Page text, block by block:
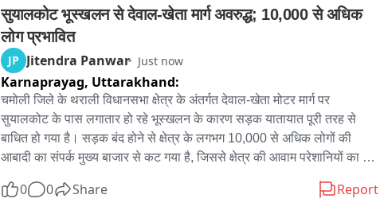
सुयालकोट भूस्खलन से देवाल-खेता मार्ग अवरुद्ध; 10,000 से अधिक
लोग प्रभावित
JP Jitendra Panwar Just now
Karnaprayag, Uttarakhand:
चमोली जिले के थराली विधानसभा क्षेत्र के अंतर्गत देवाल-खेता मोटर मार्ग पर
सुयालकोट के पास लगातार हो रहे भूस्खलन के कारण सड़क यातायात पूरी तरह से
बाधित हो गया है। सड़क बंद होने से क्षेत्र के लगभग 10,000 से अधिक लोगों की
आबादी का संपर्क मुख्य बाजार से कट गया है, जिससे क्षेत्र की आवाम परेशानियों का
स्थान पर भूस्खलन की समस्या बनी हुई थी, लेकिन शासन-प्रशासन ने समय रहते कोई
0 0 Share Report